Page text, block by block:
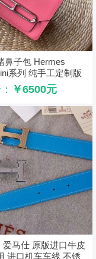
鼻子包 Hermes
系列 纯手工定制版
￥6500元
爱马仕 原版进口牛皮
进口机车车线 不锈